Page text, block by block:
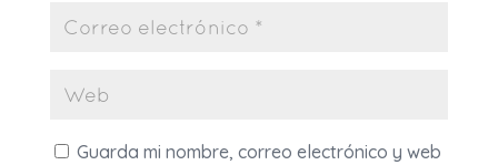
Guarda mi nombre, correo electrónico y web